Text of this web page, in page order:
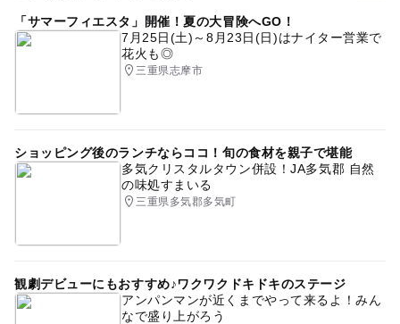
「サマーフィエスタ」開催！夏の大冒険へGO！
7月25日(土)～8月23日(日)はナイター営業で
花火も◎
三重県志摩市
ショッピング後のランチならココ！旬の食材を親子で堪能
多気クリスタルタウン併設！JA多気郡 自然
の味処すまいる
三重県多気郡多気町
観劇デビューにもおすすめ♪ワクワクドキドキのステージ
アンパンマンが近くまでやって来るよ！みん
なで盛り上がろう